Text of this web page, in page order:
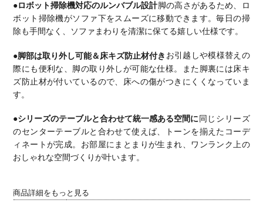
●ロボット掃除機対応のルンバブル設計脚の高さがあるため、ロ
ボット掃除機がソファ下をスムーズに移動できます。毎日の掃
除も手間なく、ソファまわりを清潔に保てる嬉しい仕様です。
●脚部は取り外し可能＆床キズ防止材付き お引越しや模様替えの
際にも便利な、脚の取り外しが可能な仕様。
また脚裏には床キ
ズ防止材が付いているので、床への傷がつきにくくなっていま
す。
●シリーズのテーブルと合わせて統一感ある空間に 同じシリーズ
のセンターテーブルと合わせて使えば、トーンを揃えたコーデ
ィネートが完成。 お部屋にまとまりが生まれ、ワンランク上の
おしゃれな空間づくりが叶います。
商品詳細をもっと見る